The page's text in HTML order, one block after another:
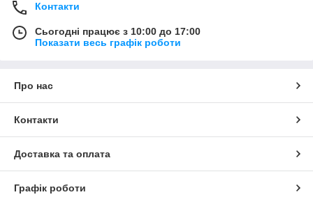
Контакти
Сьогодні працює з 10:00 до 17:00
Показати весь графік роботи
Про нас
Контакти
Доставка та оплата
Графік роботи